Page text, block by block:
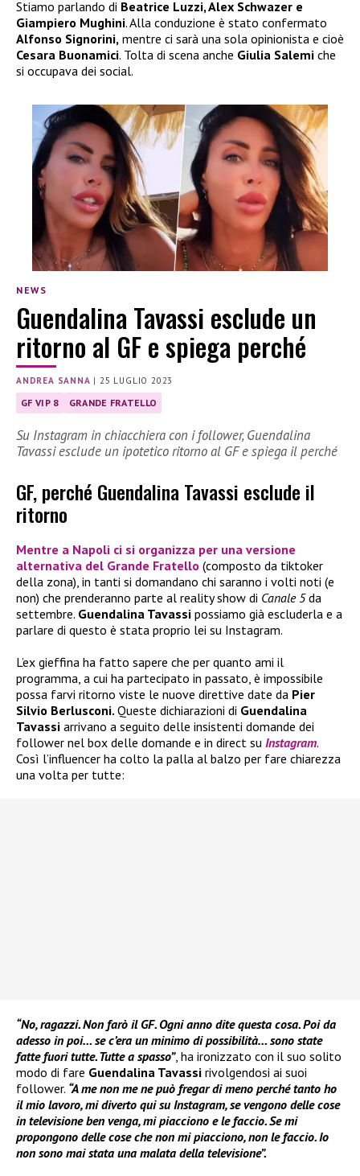
Stiamo parlando di Beatrice Luzzi, Alex Schwazer e
Giampiero Mughini. Alla conduzione è stato confermato
Alfonso Signorini, mentre ci sarà una sola opinionista e cioè
Cesara Buonamici. Tolta di scena anche Giulia Salemi che
si occupava dei social.
NEWS
Guendalina Tavassi esclude un
ritorno al GF e spiega perché
ANDREA SANNA |25 LUGLIO 2023
GF VIP 8 GRANDE FRATELLO
Su Instagram in chiacchiera con i follower, Guendalina
Tavassi esclude un ipotetico ritorno al GF e spiega il perché
GF, perché Guendalina Tavassi esclude il
ritorno
Mentre a Napoli ci si organizza per una versione
alternativa del Grande Fratello (composto da tiktoker
della zona), in tanti si domandano chi saranno i volti noti (e
non) che prenderanno parte al reality show di Canale 5da
settembre. Guendalina Tavassi possiamo già escluderla e a
parlare di questo è stata proprio lei su Instagram.
L’ex gieffina ha fatto sapere che per quanto ami il
programma, a cui ha partecipato in passato, è impossibile
possa farvi ritorno viste le nuove direttive date da Pier
Silvio Berlusconi. Queste dichiarazioni di Guendalina
Tavassi arrivano a seguito delle insistenti domande dei
follower nel box delle domande e in direct su Instagram.
Così l’influencer ha colto la palla al balzo per fare chiarezza
una volta per tutte:
“No, ragazzi. Non farò il GF. Ogni anno dite questa cosa. Poi da
adesso in poi… se c’era un minimo di possibilità… sono state
fatte fuori tutte. Tutte a spasso”, ha ironizzato con il suo solito
modo di fare Guendalina Tavassi rivolgendosi ai suoi
follower. “A me non me ne può fregar di meno perché tanto ho
il mio lavoro, mi diverto qui su Instagram, se vengono delle cose
in televisione ben venga, mi piacciono e le faccio. Se mi
propongono delle cose che non mi piacciono, non le faccio. Io
non sono mai stata una malata della televisione”.